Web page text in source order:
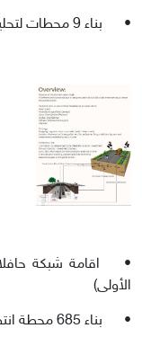
• بناء 9 محطات لتحلية مياه البحر
•
الأولى)
• بناء 685 محطة انتظار وتوقف